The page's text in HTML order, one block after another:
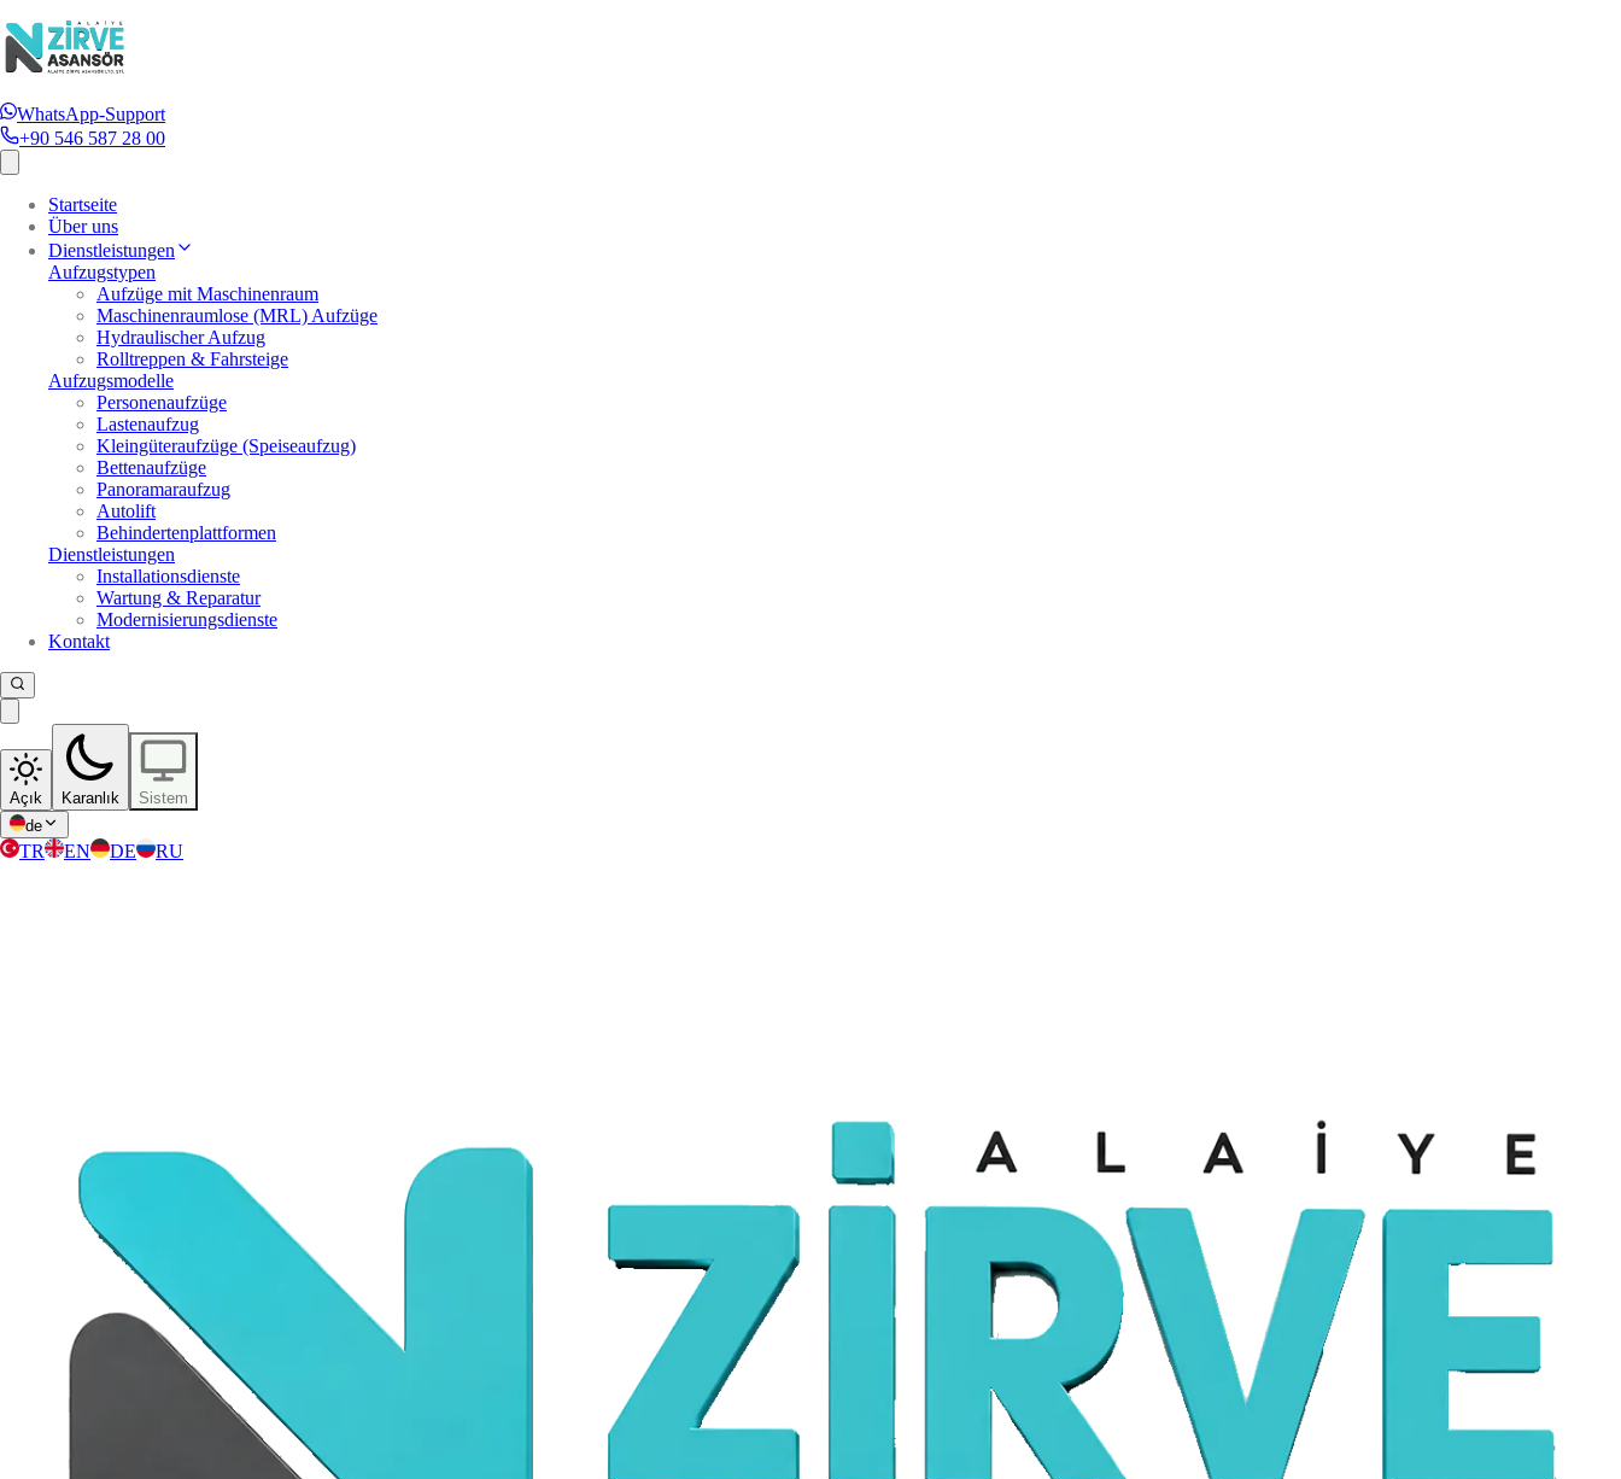
WhatsApp-Support
+90 546 587 28 00
Startseite
Über uns
Dienstleistungen
Aufzugstypen
Aufzüge mit Maschinenraum
Maschinenraumlose (MRL) Aufzüge
Hydraulischer Aufzug
Rolltreppen & Fahrsteige
Aufzugsmodelle
Personenaufzüge
Lastenaufzug
Kleingüteraufzüge (Speiseaufzug)
Bettenaufzüge
Panoramaraufzug
Autolift
Behindertenplattformen
Dienstleistungen
Installationsdienste
Wartung & Reparatur
Modernisierungsdienste
Kontakt
Açık Karanlık
Sistem
de
TR EN DE RU